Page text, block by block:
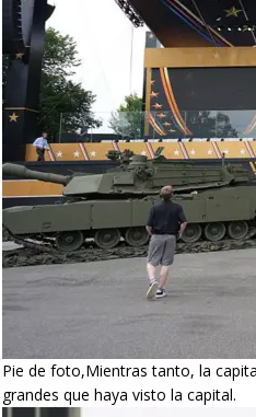
Pie de foto,Mientras tanto, la
grandes que haya visto la capital.